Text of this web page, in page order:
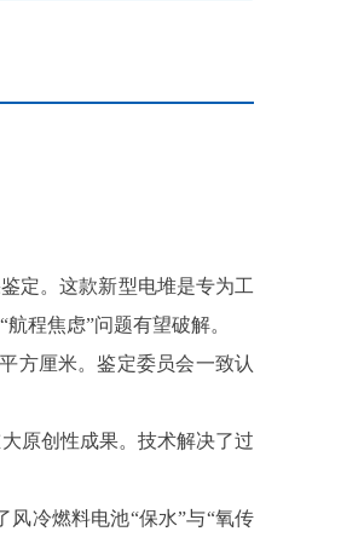
定。这款新型电堆是专为工
程焦虑”问题有望破解。
方厘米。鉴定委员会一致认
原创性成果。技术解决了过
冷燃料电池“保水”与“氧传